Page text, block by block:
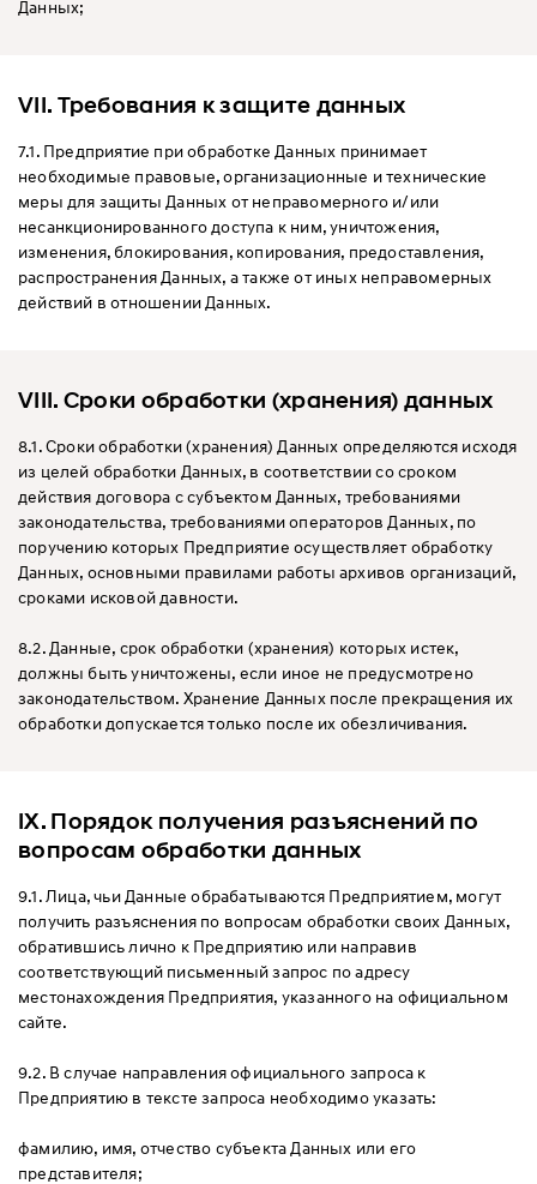
Данных;
VII. Требования к защите данных
7.1. Предприятие при обработке Данных принимает
необходимые правовые, организационные и технические
меры для защиты Данных от неправомерного и/или
несанкционированного доступа к ним, уничтожения,
изменения, блокирования, копирования, предоставления,
распространения Данных, а также от иных неправомерных
действий в отношении Данных.
VIII. Сроки обработки (хранения) данных
8.1. Сроки обработки (хранения) Данных определяются исходя
из целей обработки Данных, в соответствии со сроком
действия договора с субъектом Данных, требованиями
законодательства, требованиями операторов Данных, по
поручению которых Предприятие осуществляет обработку
Данных, основными правилами работы архивов организаций,
сроками исковой давности.
8.2. Данные, срок обработки (хранения) которых истек,
должны быть уничтожены, если иное не предусмотрено
законодательством. Хранение Данных после прекращения их
обработки допускается только после их обезличивания.
IX. Порядок получения разъяснений по
вопросам обработки данных
9.1. Лица, чьи Данные обрабатываются Предприятием, могут
получить разъяснения по вопросам обработки своих Данных,
обратившись лично к Предприятию или направив
соответствующий письменный запрос по адресу
местонахождения Предприятия, указанного на официальном
сайте.
9.2. В случае направления официального запроса к
Предприятию в тексте запроса необходимо указать:
фамилию, имя, отчество субъекта Данных или его
представителя;